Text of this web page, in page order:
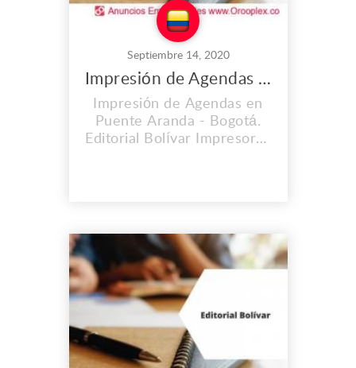
Septiembre 14, 2020
Impresión de Agendas en Puente Aranda
Impresión de Agendas en
Puente Aranda - Bogotá.
Editorial Bolívar Impresores
óptima calidad al
lanzamiento de importantes
obras editoriales,
periódicos, libros, revistas.
Brindamos el proce...